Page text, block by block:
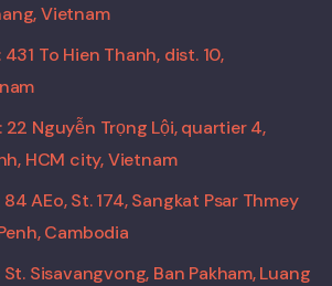
Vietnam
To Hien Thanh, dist. 10,
Nguyễn Trọng Lội, quartier 4,
HCM city, Vietnam
AEo, St. 174, Sangkat Psar Thmey
Cambodia
Sisavangvong, Ban Pakham, Luang